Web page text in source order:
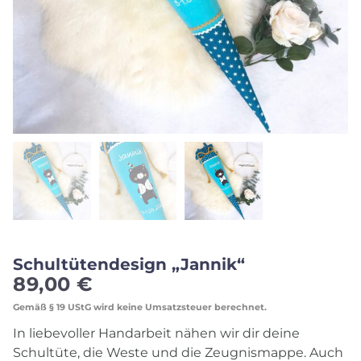
Schultütendesign „Jannik“
89,00 €
Gemäß § 19 UStG wird keine Umsatzsteuer berechnet.
In liebevoller Handarbeit nähen wir dir deine
Schultüte, die Weste und die Zeugnismappe. Auch